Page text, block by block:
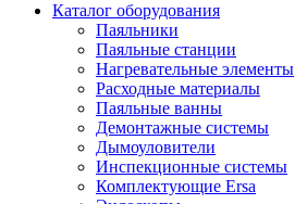
Каталог оборудования
Паяльники
Паяльные станции
Нагревательные элементы
Расходные материалы
Паяльные ванны
Демонтажные системы
Дымоуловители
Инспекционные системы
Комплектующие Ersa